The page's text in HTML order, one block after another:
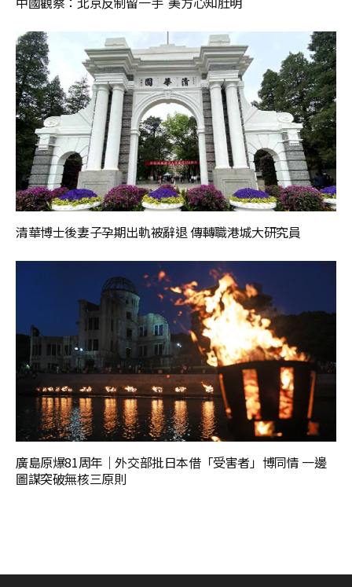
清華博士後妻子孕期出軌被辭退 傳轉職港城大研究員
廣島原爆81周年｜外交部批日本借「受害者」博同情 一邊
圖謀突破無核三原則